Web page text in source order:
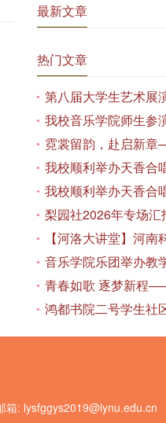
最新文章
热门文章
我校顺利举办天香合
我校顺利举办天香合
梨园社2026年专场
音乐学院乐团举办教
青春如歌 逐梦新程
: lysfggys2019@lynu.edu.cn